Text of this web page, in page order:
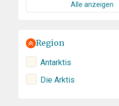
Alle anzeigen
Region
Antarktis
Die Arktis